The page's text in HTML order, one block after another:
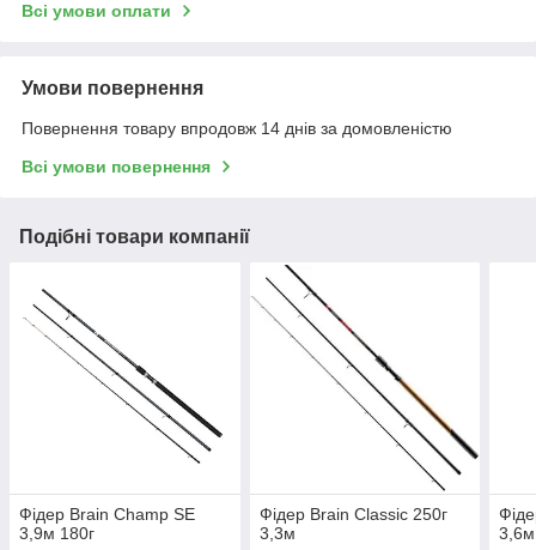
Всі умови оплати
Умови повернення
Повернення товару впродовж 14 днів за домовленістю
Всі умови повернення
Подібні товари компанії
Фідер Brain Champ SE
3,9м 180г
Фідер Brain Classic 250г
3,3м
3,6м